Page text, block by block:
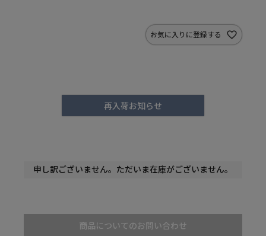
お気に入りに登録する
再入荷お知らせ
申し訳ございません。ただいま在庫がございません。
商品についてのお問い合わせ